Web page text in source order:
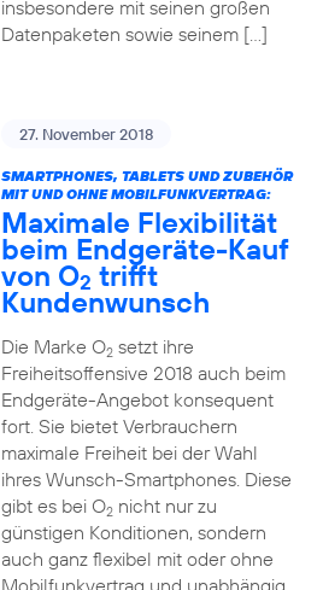
insbesondere mit seinen großen
Datenpaketen sowie seinem […]
27. November 2018
SMARTPHONES, TABLETS UND ZUBEHÖR
MIT UND OHNE MOBILFUNKVERTRAG:
Maximale Flexibilität
beim Endgeräte-Kauf
von O2 trifft
Kundenwunsch
Die Marke O2setzt ihre
Freiheitsoffensive 2018 auch beim
Endgeräte-Angebot konsequent
fort. Sie bietet Verbrauchern
maximale Freiheit bei der Wahl
ihres Wunsch-Smartphones. Diese
gibt es bei O2nicht nur zu
günstigen Konditionen, sondern
auch ganz flexibel mit oder ohne
Mobilfunkvertrag und unabhängig